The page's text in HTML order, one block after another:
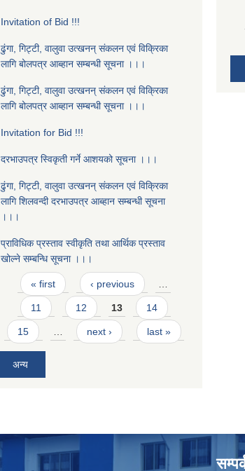
Invitation of Bid !!!
ढुंगा, गिट्टी, वालुवा उत्खनन् संकलन एवं विक्रिका
लागि बोलपत्र आब्हान सम्बन्धी सूचना ।।।
ढुंगा, गिट्टी, वालुवा उत्खनन् संकलन एवं विक्रिका
लागि बोलपत्र आब्हान सम्बन्धी सूचना ।।।
Invitation for Bid !!!
दरभाउपत्र स्विकृती गर्ने आशयको सूचना ।।।
ढुंगा, गिट्टी, वालुवा उत्खनन् संकलन एवं विक्रिका
लागि शिलवन्दी दरभाउपत्र आब्हान सम्बन्धी सूचना
।।।
प्राविधिक प्रस्ताव स्वीकृति तथा आर्थिक प्रस्ताव
खोल्ने सम्बन्धि सूचना ।।।
Pages
« first ‹ previous
11 12 13 14
15 next › last »
अन्य